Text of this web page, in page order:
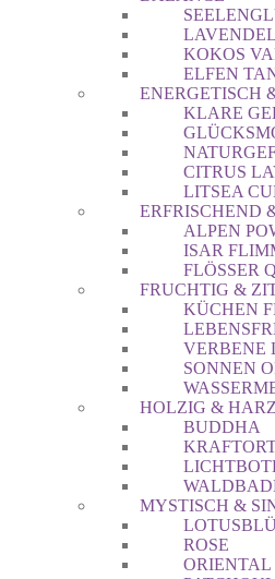
LAVENDEL
KOKOS
ELFEN
ENERGETISCH
KLARE
CITRUS
LITSEA
ERFRISCHEND
ALPEN
ISAR
FLÖSSER
FRUCHTIG &
KÜCHEN
VERBENE
SONNEN
HOLZIG &
BUDDHA
MYSTISCH &
ROSE
ORIENTAL